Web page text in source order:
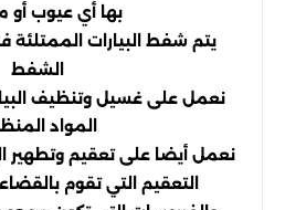
بها أي عيوب أو
يتم شفط البيارات الممتلئة
الشفط
نعمل على غسيل وتنظيف
المواد
نعمل أيضا على تعقيم وتطهير
التعقيم التي تقوم